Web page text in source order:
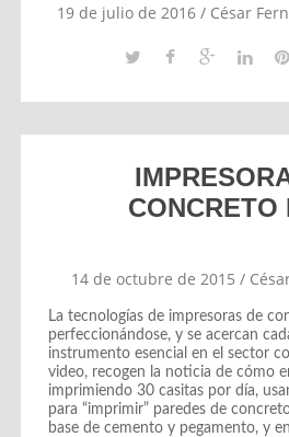
19 de julio de 2016 / César
CONCRETO
14 de octubre de 2015 /
La tecnologías de impresoras de
perfeccionándose, y se acercan
instrumento esencial en el sector
video, recogen la noticia de cómo
imprimiendo 30 casitas por día,
para “imprimir” paredes de
base de cemento y pegamento, y